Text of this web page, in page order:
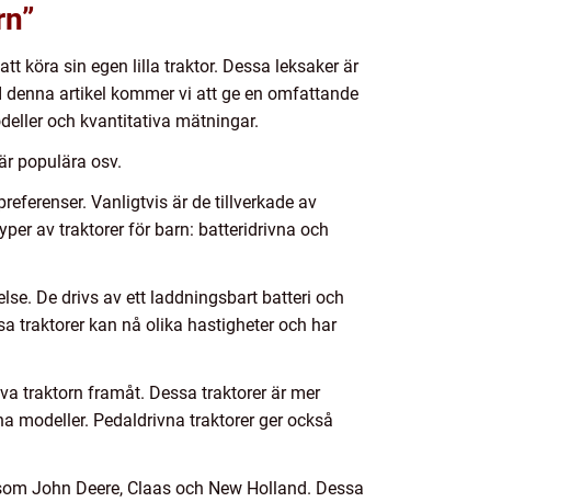
köra sin egen lilla traktor. Dessa leksaker är
artikel kommer vi att ge en omfattande
och kvantitativa mätningar.
populära osv.
Vanligtvis är de tillverkade av
av traktorer för barn: batteridrivna och
De drivs av ett laddningsbart batteri och
traktorer kan nå olika hastigheter och har
traktorn framåt. Dessa traktorer är mer
modeller. Pedaldrivna traktorer ger också
John Deere, Claas och New Holland. Dessa